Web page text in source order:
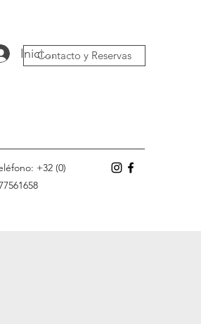
Contacto y Reservas
Iniciar sesión
+32 (0)